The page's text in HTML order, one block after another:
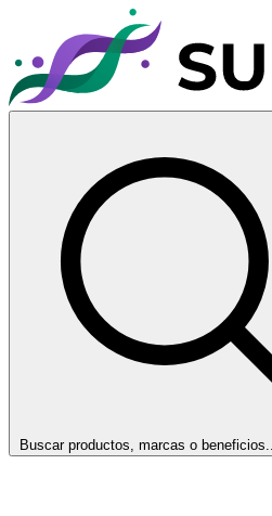
Buscar productos, marcas o beneficios...